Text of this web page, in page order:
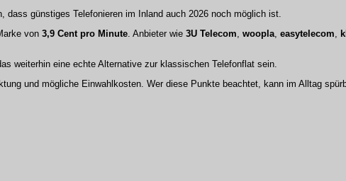
dass günstiges Telefonieren im Inland auch 2026 noch möglich ist.
von 3,9 Cent pro Minute. Anbieter wie 3U Telecom, woopla, easytelecom,
weiterhin eine echte Alternative zur klassischen Telefonflat sein.
und mögliche Einwahlkosten. Wer diese Punkte beachtet, kann im Alltag